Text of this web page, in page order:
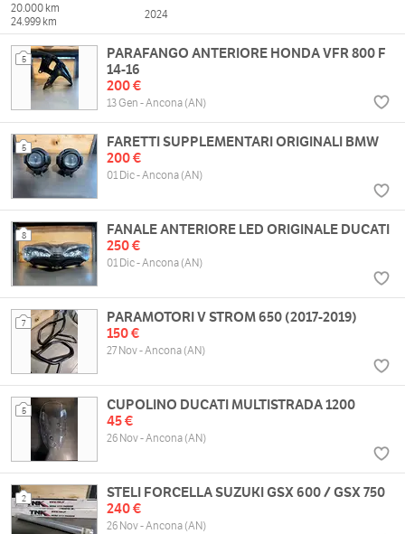
20.000 km
24.999 km
2024
5
PARAFANGO ANTERIORE HONDA VFR 800 F
14-16
200 €
13 Gen - Ancona (AN)
5
FARETTI SUPPLEMENTARI ORIGINALI BMW
200 €
01 Dic - Ancona (AN)
8
FANALE ANTERIORE LED ORIGINALE DUCATI
250 €
01 Dic - Ancona (AN)
7
PARAMOTORI V STROM 650 (2017-2019)
150 €
27 Nov - Ancona (AN)
5
CUPOLINO DUCATI MULTISTRADA 1200
45 €
26 Nov - Ancona (AN)
2
STELI FORCELLA SUZUKI GSX 600 / GSX 750
240 €
26 Nov - Ancona (AN)